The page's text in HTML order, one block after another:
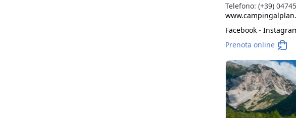
Telefono: (+39)
Facebook -
Prenota online